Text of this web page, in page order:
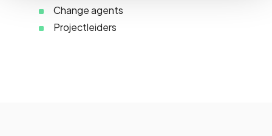
Change agents
Projectleiders